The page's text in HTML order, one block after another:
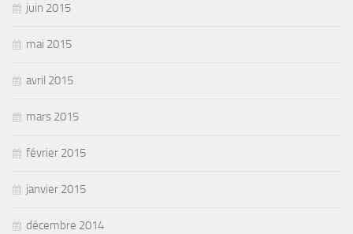
juin 2015
mai 2015
avril 2015
mars 2015
février 2015
janvier 2015
décembre 2014